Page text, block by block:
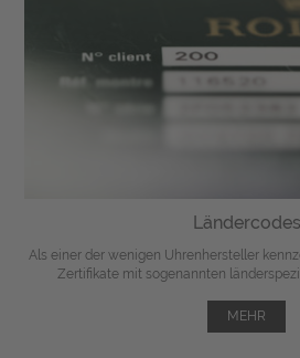
Ländercodes
Als einer der wenigen Uhrenhersteller
Zertifikate mit sogenannten
MEHR